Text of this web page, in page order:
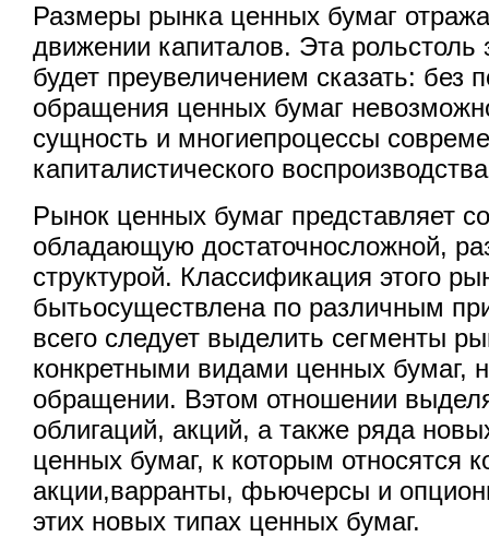
Размеры рынка ценных бумаг
движении капиталов. Эта рольстоль
будет преувеличением сказать: без
обращения ценных бумаг
сущность и многиепроцессы
капиталистического
Рынок ценных бумаг представляет
обладающую достаточносложной,
структурой. Классификация этого
бытьосуществлена по различным
всего следует выделить сегменты
конкретными видами ценных бумаг,
обращении. Вэтом отношении
облигаций, акций, а также ряда
ценных бумаг, к которым относятся
акции,варранты, фьючерсы и
этих новых типах ценных бумаг.